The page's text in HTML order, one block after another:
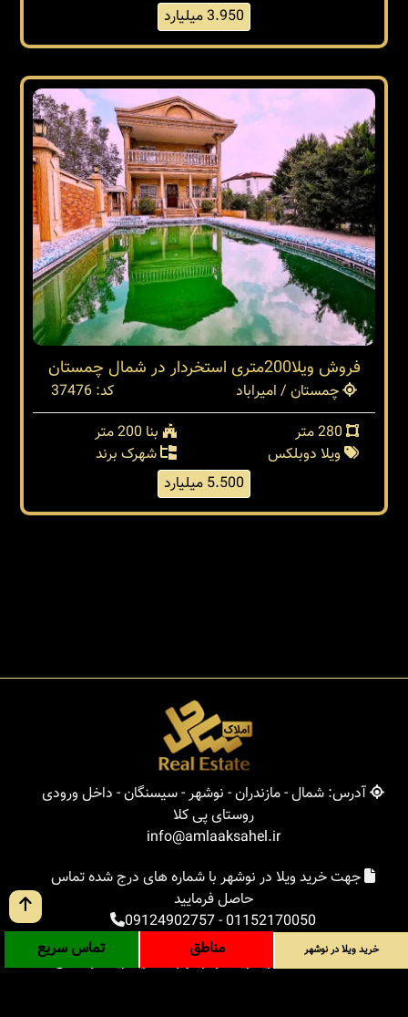
3.950 میلیارد
فروش ویلا200متری استخردار در شمال چمستان
چمستان / امیراباد
کد: 37476
بنا 200 متر
ویلا دوبلکس
شهرک برند
5.500 میلیارد
آدرس: شمال - مازندران - نوشهر - سیسنگان - داخل ورودی
روستای پی کلا
info@amlaaksahel.ir
جهت خرید ویلا در نوشهر با شماره های درج شده تماس
حاصل فرمایید
01152170050
-
09124902757
املاک ساحل
خرید ویلا در نوشهر
خرید ویلا در شمال
خرید ویلا در نوشهر مناطق تماس سریع